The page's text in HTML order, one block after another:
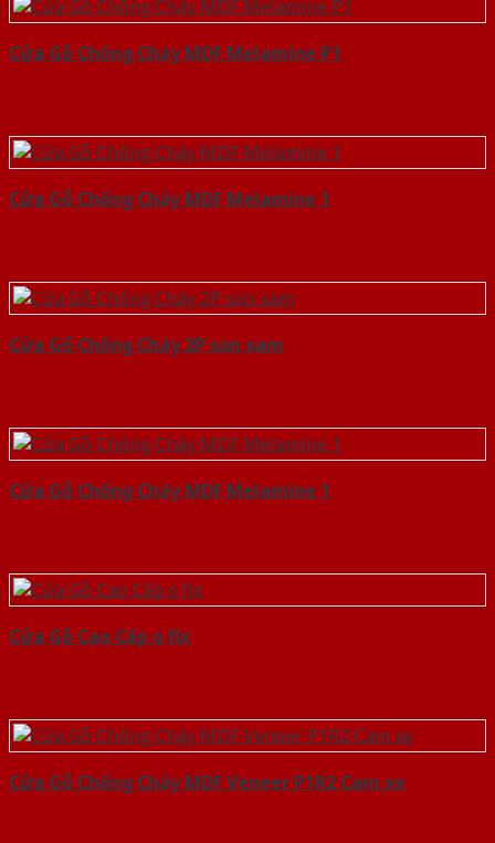
Cửa Gỗ Chống Cháy MDF Melamine P1
Cửa Gỗ Chống Cháy MDF Melamine 1
Cửa Gỗ Chống Cháy 2P son xam
Cửa Gỗ Chống Cháy MDF Melamine 1
Cửa Gỗ Cao Cấp o fix
Cửa Gỗ Chống Cháy MDF Veneer P1R2 Cam xe